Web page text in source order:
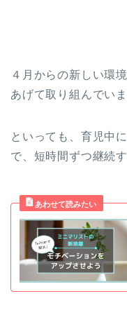
４月からの新しい環
あげて取り組んでいま
といっても、育児中
で、短時間ずつ継続